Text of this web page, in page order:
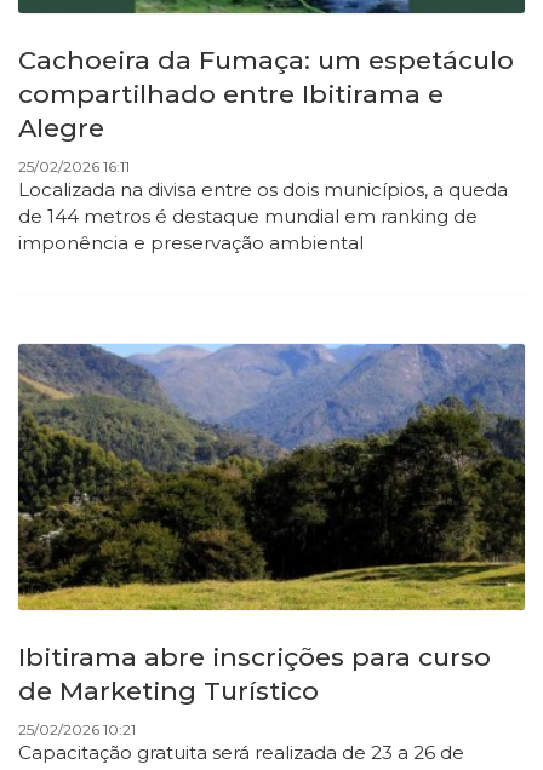
Cachoeira da Fumaça: um espetáculo
compartilhado entre Ibitirama e
Alegre
25/02/2026 16:11
Localizada na divisa entre os dois municípios, a queda
de 144 metros é destaque mundial em ranking de
imponência e preservação ambiental
Ibitirama abre inscrições para curso
de Marketing Turístico
25/02/2026 10:21
Capacitação gratuita será realizada de 23 a 26 de